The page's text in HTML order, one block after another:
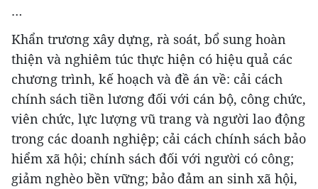
…
Khẩn trương xây dựng, rà soát, bổ sung hoàn
thiện và nghiêm túc thực hiện có hiệu quả các
chương trình, kế hoạch và đề án về: cải cách
chính sách tiền lương đối với cán bộ, công chức,
viên chức, lực lượng vũ trang và người lao động
trong các doanh nghiệp; cải cách chính sách bảo
hiểm xã hội; chính sách đối với người có công;
giảm nghèo bền vững; bảo đảm an sinh xã hội,